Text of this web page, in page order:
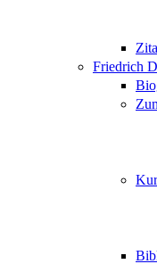
Friedrich